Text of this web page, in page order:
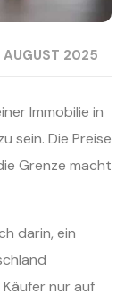
AUGUST 2025
Immobilie in
sein. Die Preise
Grenze macht
darin, ein
nur auf